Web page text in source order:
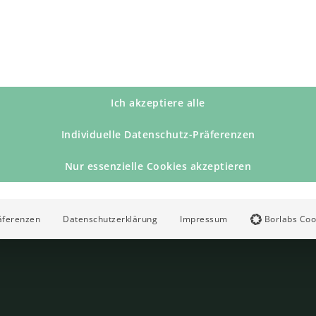
Ich akzeptiere alle
Individuelle Datenschutz-Präferenzen
Nur essenzielle Cookies akzeptieren
Datenschutzerklärung Impressum Borlabs